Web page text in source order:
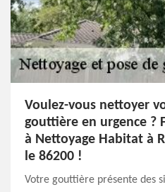
Voulez-vous nettoyer
gouttière en urgence ?
à Nettoyage Habitat à
le 86200 !
Votre gouttière présente des